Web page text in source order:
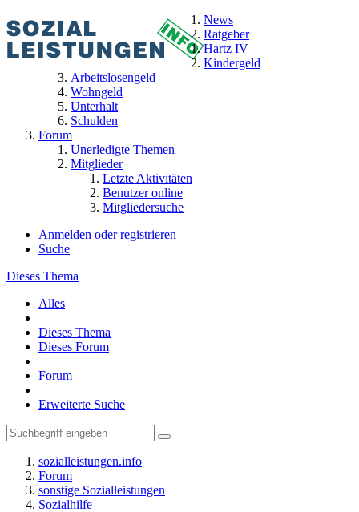
News
Ratgeber
Hartz IV
Kindergeld
Arbeitslosengeld
Wohngeld
Unterhalt
Schulden
Forum
Unerledigte Themen
Mitglieder
Letzte Aktivitäten
Benutzer online
Mitgliedersuche
Anmelden oder registrieren
Suche
Dieses Thema
Alles
Dieses Thema
Dieses Forum
Forum
Erweiterte Suche
sozialleistungen.info
Forum
sonstige Sozialleistungen
Sozialhilfe